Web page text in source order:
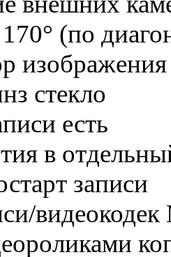
(по
изображения
стекло
есть
в
записи